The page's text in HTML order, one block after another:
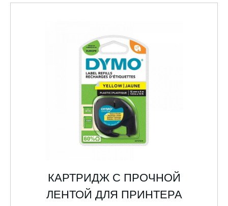
КАРТРИДЖ С ПРОЧНОЙ
ЛЕНТОЙ ДЛЯ ПРИНТЕРА